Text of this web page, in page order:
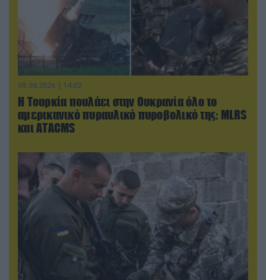
08.08.2026 | 14:02
Η Τουρκία πουλάει στην Ουκρανία όλο το
αμερικανικό πυραυλικό πυροβολικό της: MLRS
και ΑΤΑCMS